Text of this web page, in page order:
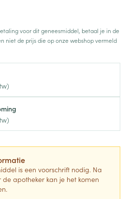
voor dit geneesmiddel, betaal je in de
niet de prijs die op onze webshop vermeld
is een voorschrift nodig. Na
apotheker kan je het komen